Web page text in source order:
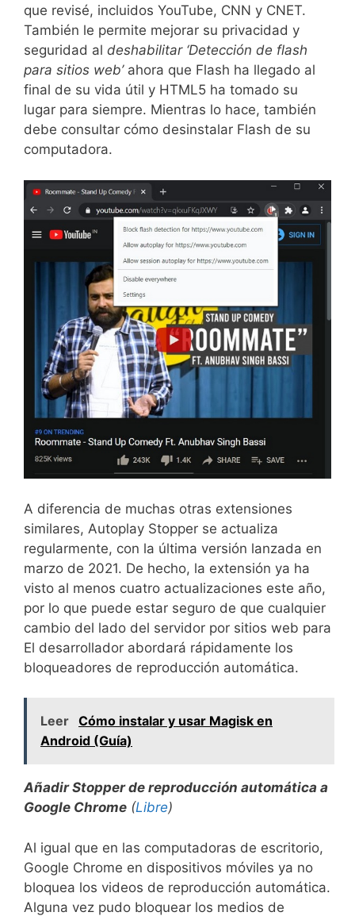
que revisé, incluidos YouTube, CNN y CNET.
También le permite mejorar su privacidad y
seguridad al deshabilitar ‘Detección de flash
para sitios web’ahora que Flash ha llegado al
final de su vida útil y HTML5 ha tomado su
lugar para siempre. Mientras lo hace, también
debe consultar cómo desinstalar Flash de su
computadora.
A diferencia de muchas otras extensiones
similares, Autoplay Stopper se actualiza
regularmente, con la última versión lanzada en
marzo de 2021. De hecho, la extensión ya ha
visto al menos cuatro actualizaciones este año,
por lo que puede estar seguro de que cualquier
cambio del lado del servidor por sitios web para
El desarrollador abordará rápidamente los
bloqueadores de reproducción automática.
Leer Cómo instalar y usar Magisk en
Android (Guía)
Añadir Stopper de reproducción automática a
Google Chrome (Libre)
Al igual que en las computadoras de escritorio,
Google Chrome en dispositivos móviles ya no
bloquea los videos de reproducción automática.
Alguna vez pudo bloquear los medios de